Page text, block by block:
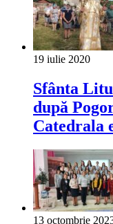
19 iulie 2020
Sfânta
după
Catedrala
13 octombrie